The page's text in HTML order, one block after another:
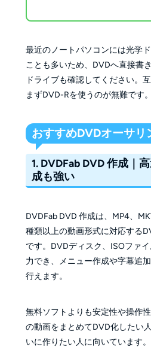
最近のノートパソコンには光学
ことも多いため、DVDへ直接書
ドライブも確認してください。
まずDVD-Rを使うのが無難です。
おすすめDVDオーサリ
1. DVDFab DVD 作成｜
成も強い
DVDFab DVD 作成は、MP4、
種類以上の動画形式に対応する
です。DVDディスク、ISOファ
力でき、メニュー作成や字幕追
行えます。
無料ソフトよりも安定性や操作
の動画をまとめてDVD化したい
いに作りたい人に向いています。